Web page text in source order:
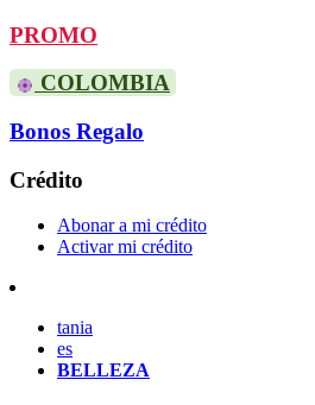
PROMO
COLOMBIA
Bonos Regalo
Crédito
Abonar a mi crédito
Activar mi crédito
tania
es
BELLEZA